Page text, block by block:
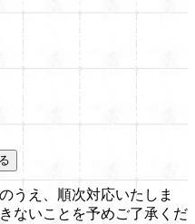
うえ、順次対応いたしま
ないことを予めご了承くだ